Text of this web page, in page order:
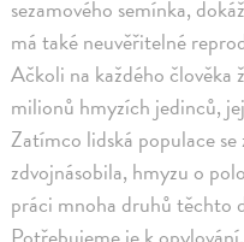
sezamového semínka,
má také neuvěřitelné
Ačkoli na každého
milionů hmyzích jedinců,
Zatímco lidská populace
zdvojnásobila, hmyzu o
práci mnoha druhů těchto